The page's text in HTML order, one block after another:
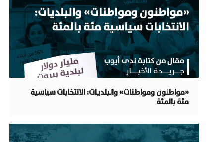
«مواطنون ومواطنات» والبلديات: الانتخابات سياسية
مئة بالمئة